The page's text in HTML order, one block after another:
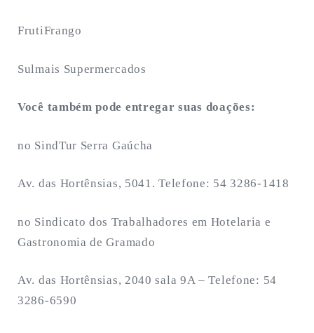
FrutiFrango
Sulmais Supermercados
Você também pode entregar suas doações:
no SindTur Serra Gaúcha
Av. das Hortênsias, 5041. Telefone: 54 3286-1418
no Sindicato dos Trabalhadores em Hotelaria e
Gastronomia de Gramado
Av. das Hortênsias, 2040 sala 9A – Telefone: 54
3286-6590